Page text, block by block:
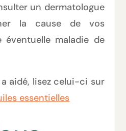
un dermatologue
la cause de vos
éventuelle maladie de
aidé, lisez celui-ci sur
essentielles